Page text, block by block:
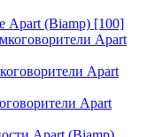
Apart (Biamp) [100]
Apart
Apart
Apart